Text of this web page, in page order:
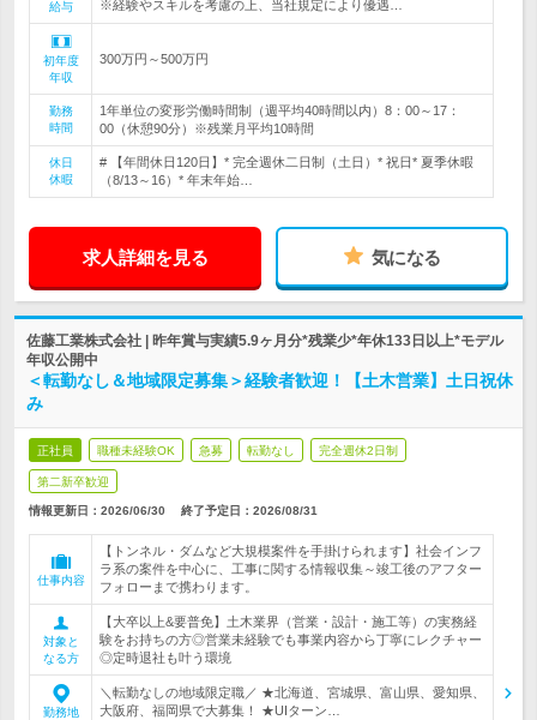
給与 ※経験やスキルを考慮の上、当社規定により優遇…
初年度
年収
300万円～500万円
勤務
時間
1年単位の変形労働時間制（週平均40時間以内）8：00～17：
00（休憩90分）※残業月平均10時間
休日
休暇
# 【年間休日120日】* 完全週休二日制（土日）* 祝日* 夏季休暇
（8/13～16）* 年末年始…
求人詳細を見る 気になる
佐藤工業株式会社 | 昨年賞与実績5.9ヶ月分*残業少*年休133日以上*モデル
年収公開中
＜転勤なし＆地域限定募集＞経験者歓迎！【土木営業】土日祝休
み
正社員 職種未経験OK 急募 転勤なし 完全週休2日制
第二新卒歓迎
情報更新日：2026/06/30 終了予定日： 2026/08/31
仕事内容
【トンネル・ダムなど大規模案件を手掛けられます】社会インフ
ラ系の案件を中心に、工事に関する情報収集～竣工後のアフター
フォローまで携わります。
対象と
なる方
【大卒以上&要普免】土木業界（営業・設計・施工等）の実務経
験をお持ちの方◎営業未経験でも事業内容から丁寧にレクチャー
◎定時退社も叶う環境
勤務地
＼転勤なしの地域限定職／ ★北海道、宮城県、富山県、愛知県、
大阪府、福岡県で大募集！ ★UIターン…